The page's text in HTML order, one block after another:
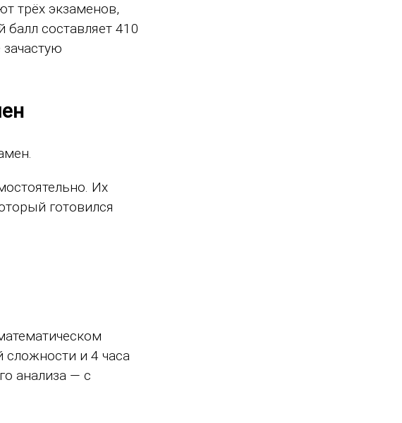
трёх экзаменов,
составляет 410
Их
готовился
сложности и 4 часа
анализа — с